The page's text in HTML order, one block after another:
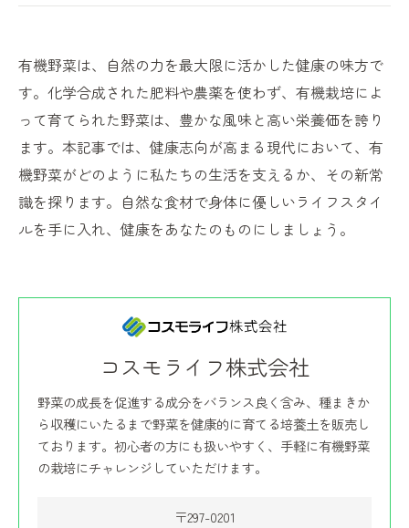
有機野菜は、自然の力を最大限に活かした健康の味方で
す。化学合成された肥料や農薬を使わず、有機栽培によ
って育てられた野菜は、豊かな風味と高い栄養価を誇り
ます。本記事では、健康志向が高まる現代において、有
機野菜がどのように私たちの生活を支えるか、その新常
識を探ります。自然な食材で身体に優しいライフスタイ
ルを手に入れ、健康をあなたのものにしましょう。
コスモライフ株式会社
野菜の成長を促進する成分をバランス良く含み、種まきか
ら収穫にいたるまで野菜を健康的に育てる培養土を販売し
ております。初心者の方にも扱いやすく、手軽に有機野菜
の栽培にチャレンジしていただけます。
〒297-0201